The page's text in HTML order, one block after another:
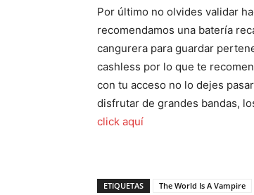
Por último no olvides validar
recomendamos una batería
cangurera para guardar
cashless por lo que te
con tu acceso no lo dejes
disfrutar de grandes bandas,
click aquí
ETIQUETAS The World Is A Vampire